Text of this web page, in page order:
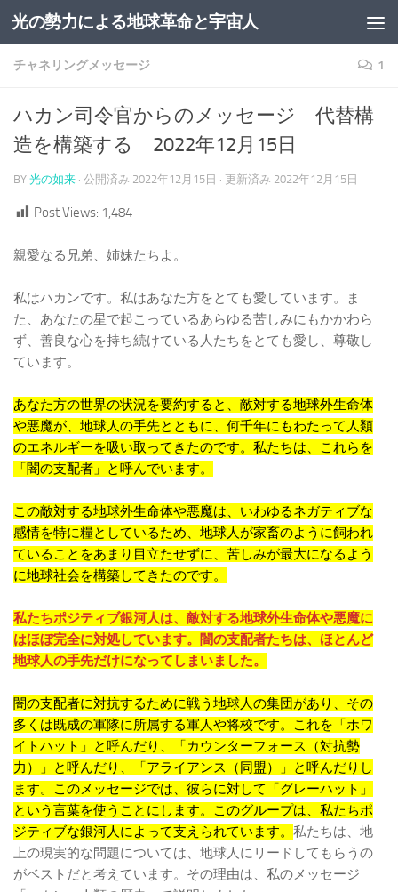
コンテンツへスキップ
光の勢力による地球革命と宇宙人
チャネリングメッセージ 1
ハカン司令官からのメッセージ 代替構
造を構築する 2022年12月15日
BY 光の如来 · 公開済み 2022年12月15日 · 更新済み 2022年12月15日
Post Views: 1,484
親愛なる兄弟、姉妹たちよ。
私はハカンです。私はあなた方をとても愛しています。ま
た、あなたの星で起こっているあらゆる苦しみにもかかわら
ず、善良な心を持ち続けている人たちをとても愛し、尊敬し
ています。
あなた方の世界の状況を要約すると、敵対する地球外生命体
や悪魔が、地球人の手先とともに、何千年にもわたって人類
のエネルギーを吸い取ってきたのです。私たちは、これらを
「闇の支配者」と呼んでいます。
この敵対する地球外生命体や悪魔は、いわゆるネガティブな
感情を特に糧としているため、地球人が家畜のように飼われ
ていることをあまり目立たせずに、苦しみが最大になるよう
に地球社会を構築してきたのです。
私たちポジティブ銀河人は、敵対する地球外生命体や悪魔に
はほぼ完全に対処しています。闇の支配者たちは、ほとんど
地球人の手先だけになってしまいました。
闇の支配者に対抗するために戦う地球人の集団があり、その
多くは既成の軍隊に所属する軍人や将校です。これを「ホワ
イトハット」と呼んだり、「カウンターフォース（対抗勢
力）」と呼んだり、「アライアンス（同盟）」と呼んだりし
ます。このメッセージでは、彼らに対して「グレーハット」
という言葉を使うことにします。このグループは、私たちポ
ジティブな銀河人によって支えられています。 私たちは、地
上の現実的な問題については、地球人にリードしてもらうの
がベストだと考えています。その理由は、私のメッセージ